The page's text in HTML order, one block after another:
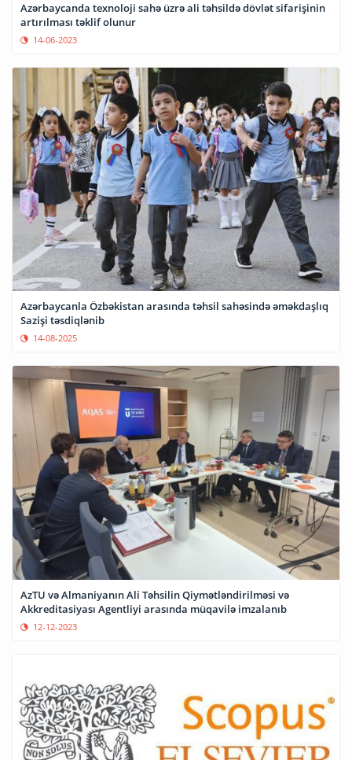
Azərbaycanda texnoloji sahə üzrə ali təhsildə dövlət sifarişinin
artırılması təklif olunur
14-06-2023
Azərbaycanla Özbəkistan arasında təhsil sahəsində əməkdaşlıq
Sazişi təsdiqlənib
14-08-2025
AzTU və Almaniyanın Ali Təhsilin Qiymətləndirilməsi və
Akkreditasiyası Agentliyi arasında müqavilə imzalanıb
12-12-2023